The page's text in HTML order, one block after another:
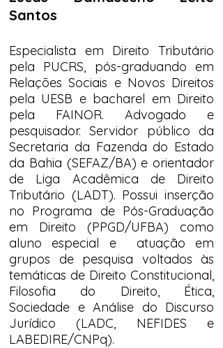
Santos
Especialista em Direito Tributário
pela PUCRS, pós-graduando em
Relações Sociais e Novos Direitos
pela UESB e bacharel em Direito
pela FAINOR. Advogado e
pesquisador. Servidor público da
Secretaria da Fazenda do Estado
da Bahia (SEFAZ/BA) e orientador
de Liga Acadêmica de Direito
Tributário (LADT). Possui inserção
no Programa de Pós-Graduação
em Direito (PPGD/UFBA) como
aluno especial e atuação em
grupos de pesquisa voltados às
temáticas de Direito Constitucional,
Filosofia do Direito, Ética,
Sociedade e Análise do Discurso
Jurídico (LADC, NEFIDES e
LABEDIRE/CNPq).